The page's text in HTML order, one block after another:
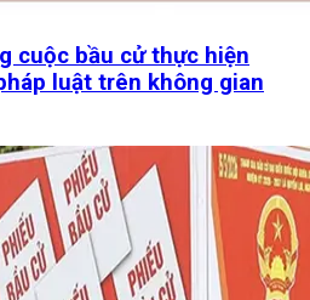
cuộc bầu cử thực hiện
luật trên không gian